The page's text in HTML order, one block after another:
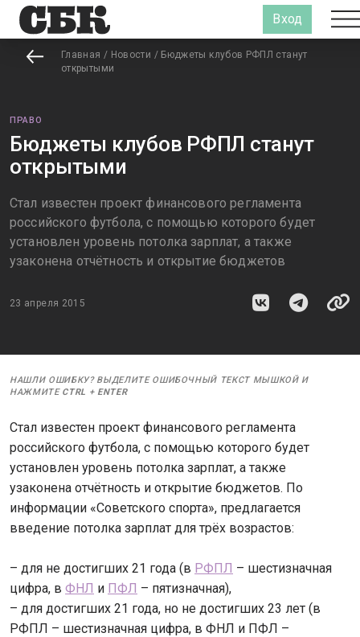
Вход
Главная / Новости / Бюджеты клубов РФПЛ станут
открытыми
ПРАВО
Бюджеты клубов РФПЛ станут
открытыми
Стал известен проект финансового регламента
российского футбола, с помощью которого будет
установлен уровень потолка зарплат, а также
узаконена отчётность и открытие бюджетов
23 апреля 2015
НАШЛИ ОШИБКУ? ВЫДЕЛИТЕ ОШИБОЧНЫЙ ТЕКСТ МЫШКОЙ И
НАЖМИТЕ CTRL + ENTER
Стал известен проект финансового регламента
российского футбола, с помощью которого будет
установлен уровень потолка зарплат, а также
узаконена отчётность и открытие бюджетов. По
информации «Советского спорта», предлагается
введение потолка зарплат для трёх возрастов:
– для не достигших 21 года (в РФПЛ – шестизначная
цифра, в ФНЛ и ПФЛ – пятизначная),
– для достигших 21 года, но не достигших 23 лет (в
РФПЛ – шестизначная цифра, в ФНЛ и ПФЛ –